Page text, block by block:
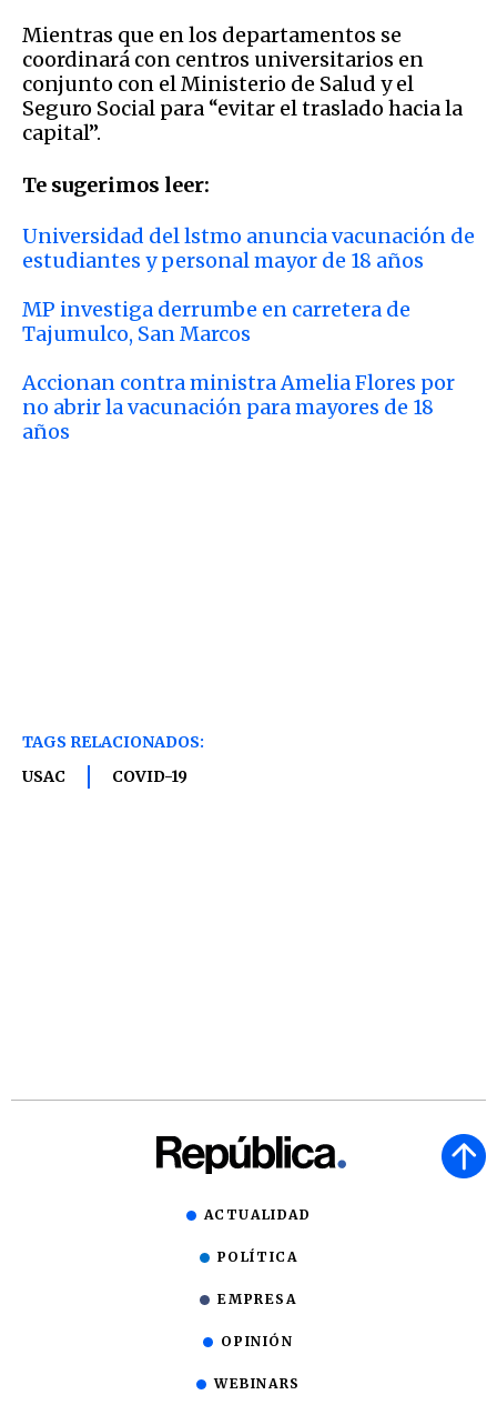
Mientras que en los departamentos se
coordinará con centros universitarios en
conjunto con el Ministerio de Salud y el
Seguro Social para “evitar el traslado hacia la
capital”.
Te sugerimos leer:
Universidad del lstmo anuncia vacunación de
estudiantes y personal mayor de 18 años
MP investiga derrumbe en carretera de
Tajumulco, San Marcos
Accionan contra ministra Amelia Flores por
no abrir la vacunación para mayores de 18
años
TAGS RELACIONADOS:
USAC
COVID-19
ACTUALIDAD
POLÍTICA
EMPRESA
OPINIÓN
WEBINARS